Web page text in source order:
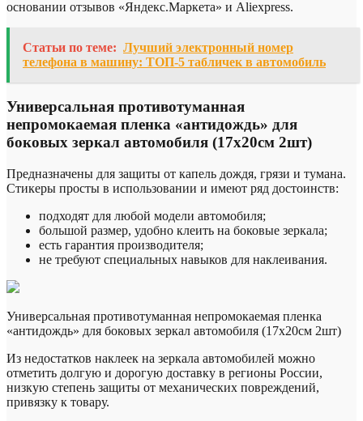
основании отзывов «Яндекс.Маркета» и Aliexpress.
Статьи по теме: Лучший электронный номер
телефона в машину: ТОП-5 табличек в автомобиль
Универсальная противотуманная
непромокаемая пленка «антидождь» для
боковых зеркал автомобиля (17х20см 2шт)
Предназначены для защиты от капель дождя, грязи и тумана.
Стикеры просты в использовании и имеют ряд достоинств:
подходят для любой модели автомобиля;
большой размер, удобно клеить на боковые зеркала;
есть гарантия производителя;
не требуют специальных навыков для наклеивания.
Универсальная противотуманная непромокаемая пленка
«антидождь» для боковых зеркал автомобиля (17х20см 2шт)
Из недостатков наклеек на зеркала автомобилей можно
отметить долгую и дорогую доставку в регионы России,
низкую степень защиты от механических повреждений,
привязку к товару.